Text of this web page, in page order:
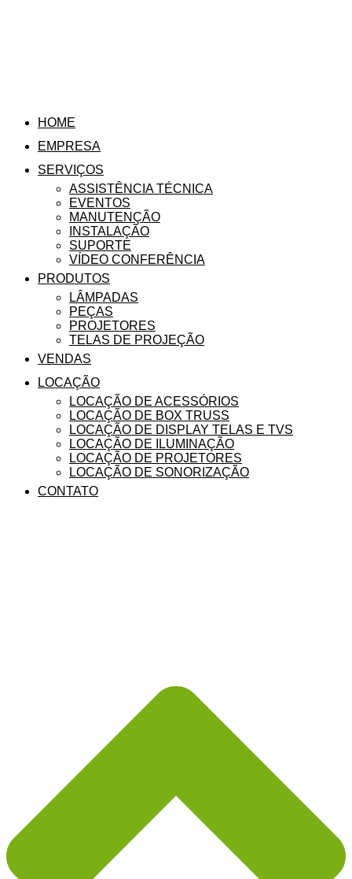
HOME
EMPRESA
SERVIÇOS
ASSISTÊNCIA TÉCNICA
EVENTOS
MANUTENÇÃO
INSTALAÇÃO
SUPORTE
VÍDEO CONFERÊNCIA
PRODUTOS
LÂMPADAS
PEÇAS
PROJETORES
TELAS DE PROJEÇÃO
VENDAS
LOCAÇÃO
LOCAÇÃO DE ACESSÓRIOS
LOCAÇÃO DE BOX TRUSS
LOCAÇÃO DE DISPLAY TELAS E TVS
LOCAÇÃO DE ILUMINAÇÃO
LOCAÇÃO DE PROJETORES
LOCAÇÃO DE SONORIZAÇÃO
CONTATO